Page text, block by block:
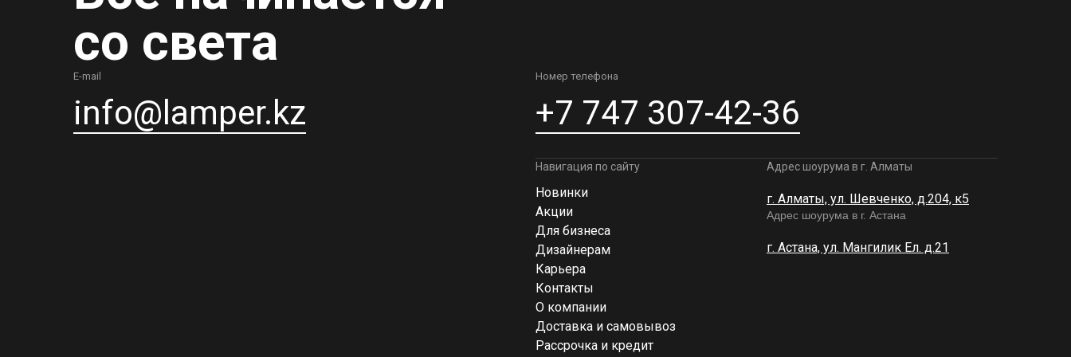
со света
E-mail
info@lamper.kz
Номер телефона
+7 747 307-42-36
Навигация по сайту
Новинки
Акции
Для бизнеса
Дизайнерам
Карьера
Контакты
О компании
Доставка и самовывоз
Рассрочка и кредит
Адрес шоурума в г. Алматы
г. Алматы, ул. Шевченко, д.204, к5
Адрес шоурума в г. Астана
г. Астана, ул. Мангилик Ел. д.21